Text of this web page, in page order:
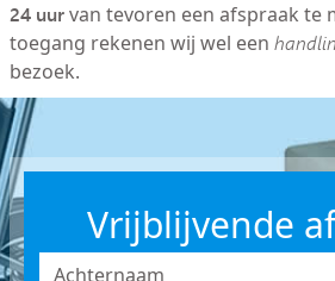
24 uurvan tevoren een afspraak te
toegang rekenen wij wel een
bezoek.
Vrijblijvende